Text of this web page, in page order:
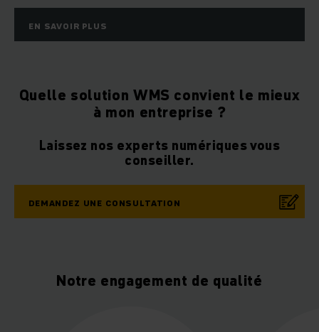
EN SAVOIR PLUS
Quelle solution WMS convient le mieux
à mon entreprise ?
Laissez nos experts numériques vous
conseiller.
DEMANDEZ UNE CONSULTATION
Notre engagement de qualité